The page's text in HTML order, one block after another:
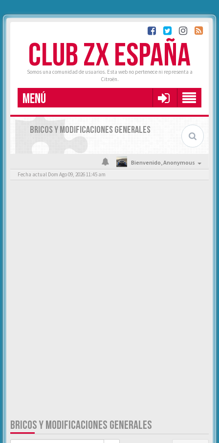
CLUB ZX ESPAÑA
Somos una comunidad de usuarios. Esta web no pertenece ni representa a
Citroën.
MENÚ
BRICOS Y MODIFICACIONES GENERALES
Bienvenido,Anonymous
Fecha actual Dom Ago 09, 2026 11:45 am
BRICOS Y MODIFICACIONES GENERALES